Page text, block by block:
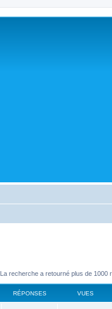
La recherche a retourné plus de 1000
RÉPONSES VUES